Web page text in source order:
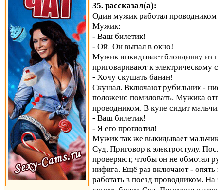
35. рассказал(а):
Один мужик работал
Мужик:
- Ваш билетик!
- Ой! Он выпал в окно!
Мужик выкидывает блондинку из
приговаривают к электрическому
- Хочу скушать банан!
Скушал. Включают рубильник -
положено помиловать. Мужика
проводником. В купе сидит
- Ваш билетик!
- Я его проглотил!
Мужик так же выкидывает
Суд. Приговор к электростулу.
проверяют, чтобы он не обмотал
нифига. Ещё раз включают - опять
работать в поезд проводником.